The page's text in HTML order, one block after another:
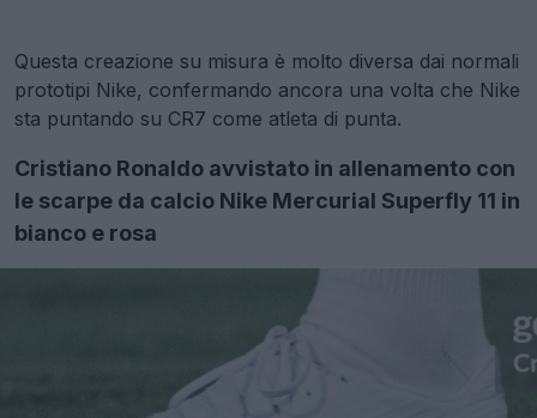
Questa creazione su misura è molto diversa dai normali
prototipi Nike, confermando ancora una volta che Nike
sta puntando su CR7 come atleta di punta.
Cristiano Ronaldo avvistato in allenamento con
le scarpe da calcio Nike Mercurial Superfly 11 in
bianco e rosa